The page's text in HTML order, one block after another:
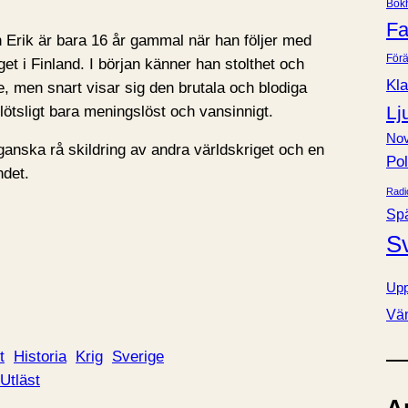
Erik är bara 16 år gammal när han följer med
i Finland. I början känner han stolthet och
men snart visar sig den brutala och blodiga
bara meningslöst och vansinnigt.
rå skildring av andra världskriget och en
Historia Krig Sverige
Utläst
e
r